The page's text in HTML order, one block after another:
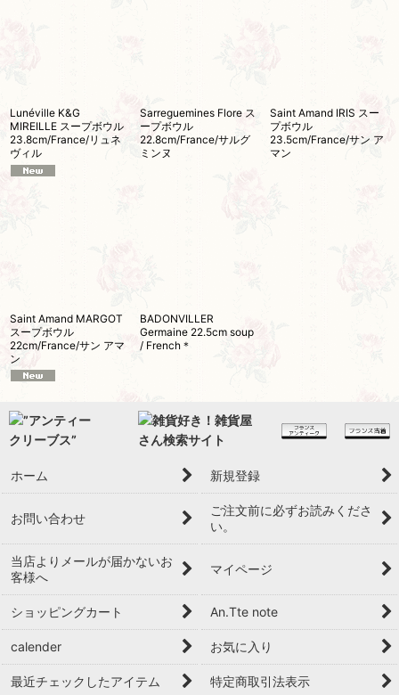
Lunéville K&G
MIREILLE スープボウル
23.8cm/France/リュネ
ヴィル
Sarreguemines Flore ス
ープボウル
22.8cm/France/サルグ
ミンヌ
Saint Amand IRIS スー
プボウル
23.5cm/France/サン ア
マン
Saint Amand MARGOT
スープボウル
22cm/France/サン アマ
ン
BADONVILLER
Germaine 22.5cm soup
/ French＊
ホーム 新規登録
お問い合わせ
ご注文前に必ずお読みくださ
い。
当店よりメールが届かないお
客様へ
マイページ
ショッピングカート An.Tte note
calender お気に入り
最近チェックしたアイテム 特定商取引法表示